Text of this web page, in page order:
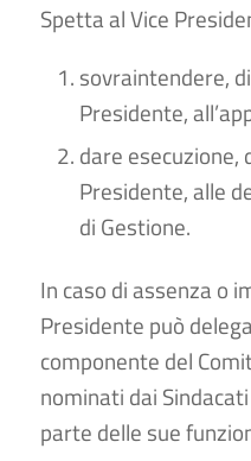
Spetta al Vice
sovraintendere,
Presidente,
dare esecuzione,
Presidente, alle
di Gestione.
In caso di assenza o
Presidente può
componente del
nominati dai
parte delle sue